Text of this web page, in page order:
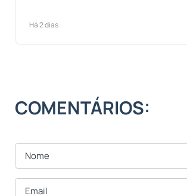
Há 2 dias
COMENTÁRIOS: